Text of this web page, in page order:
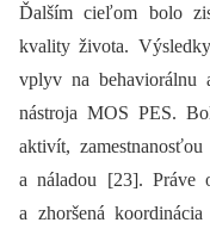
Ďalším cieľom bolo
kvality života.
vplyv na
nástroja MOS PES.
aktivít,
a náladou [23]. Práve
a zhoršená